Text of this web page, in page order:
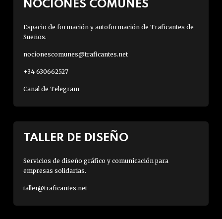
NOCIONES COMUNES
Espacio de formación y autoformación de Traficantes de
Sueños.
nocionescomunes@traficantes.net
+34 630662527
Canal de Telegram
TALLER DE DISEÑO
Servicios de diseño gráfico y comunicación para
empresas solidarias.
taller@traficantes.net